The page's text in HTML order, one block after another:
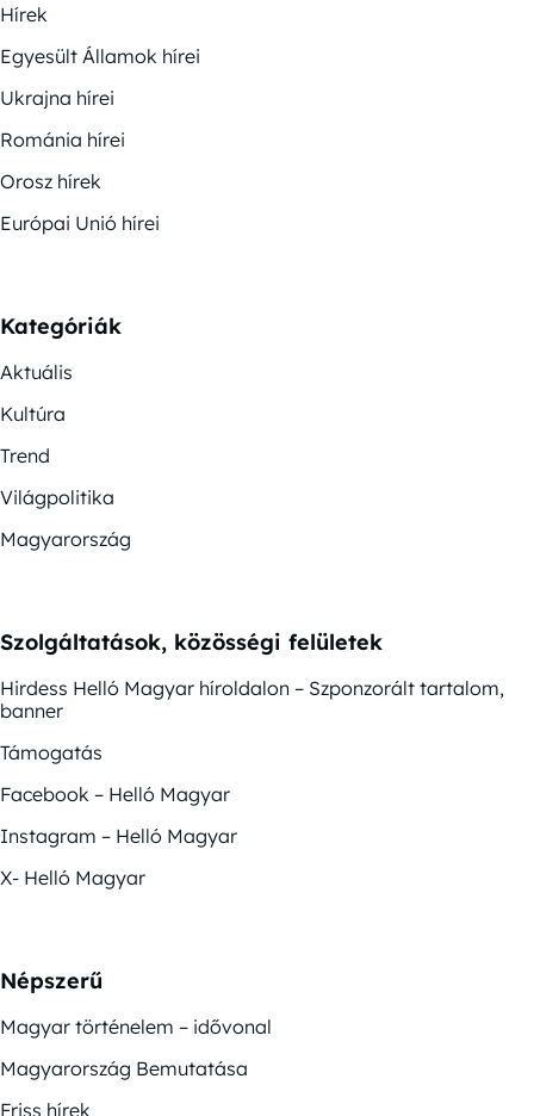
Hírek
Egyesült Államok hírei
Ukrajna hírei
Románia hírei
Orosz hírek
Európai Unió hírei
Kategóriák
Aktuális
Kultúra
Trend
Világpolitika
Magyarország
Szolgáltatások, közösségi felületek
Hirdess Helló Magyar híroldalon – Szponzorált tartalom,
banner
Támogatás
Facebook – Helló Magyar
Instagram – Helló Magyar
X- Helló Magyar
Népszerű
Magyar történelem – idővonal
Magyarország Bemutatása
Friss hírek